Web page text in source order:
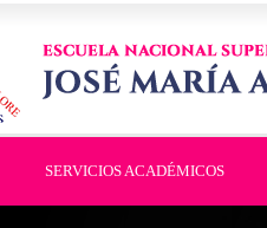
SERVICIOS ACADÉMICOS